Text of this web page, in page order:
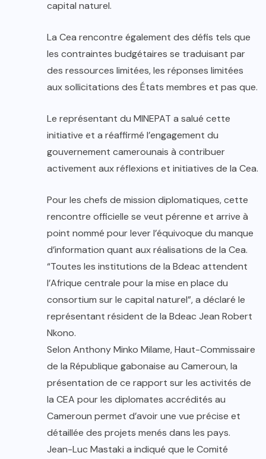
capital naturel.
La Cea rencontre également des défis tels que
les contraintes budgétaires se traduisant par
des ressources limitées, les réponses limitées
aux sollicitations des États membres et pas que.
Le représentant du MINEPAT a salué cette
initiative et a réaffirmé l’engagement du
gouvernement camerounais à contribuer
activement aux réflexions et initiatives de la Cea.
Pour les chefs de mission diplomatiques, cette
rencontre officielle se veut pérenne et arrive à
point nommé pour lever l’équivoque du manque
d’information quant aux réalisations de la Cea.
“Toutes les institutions de la Bdeac attendent
l’Afrique centrale pour la mise en place du
consortium sur le capital naturel”, a déclaré le
représentant résident de la Bdeac Jean Robert
Nkono.
Selon Anthony Minko Milame, Haut-Commissaire
de la République gabonaise au Cameroun, la
présentation de ce rapport sur les activités de
la CEA pour les diplomates accrédités au
Cameroun permet d’avoir une vue précise et
détaillée des projets menés dans les pays.
Jean-Luc Mastaki a indiqué que le Comité